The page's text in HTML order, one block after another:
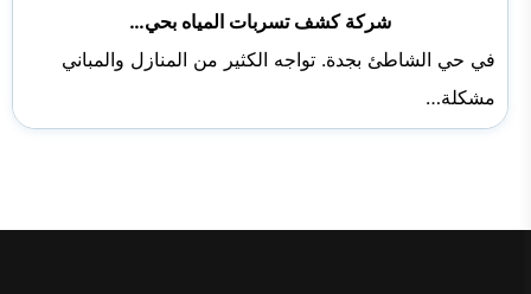
شركة كشف تسربات المياه بحي…
في حي الشاطئ بجدة. تواجه الكثير من المنازل والمباني
مشكلة…